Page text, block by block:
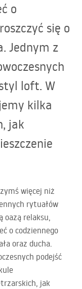
o
się o
Jednym z
loft. W
kilka
jak
więcej niż
rytuałów
oazą relaksu,
o codziennego
oraz ducha.
podejść
jak